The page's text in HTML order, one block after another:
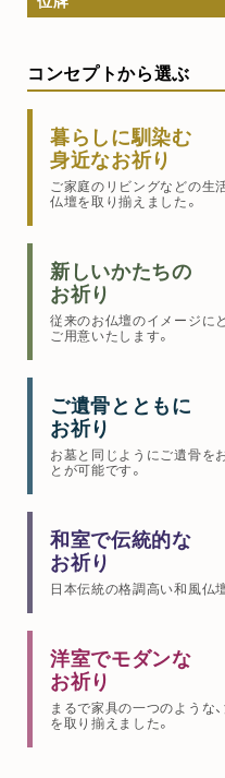
コンセプトから選ぶ
暮らしに馴染む
身近なお祈り
ご家庭のリビングなどの生
仏壇を取り揃えました。
新しいかたちの
お祈り
従来のお仏壇のイメージに
ご用意いたします。
ご遺骨とともに
お祈り
お墓と同じようにご遺骨を
とが可能です。
和室で伝統的な
お祈り
日本伝統の格調高い和風仏
洋室でモダンな
お祈り
まるで家具の一つのような
を取り揃えました。